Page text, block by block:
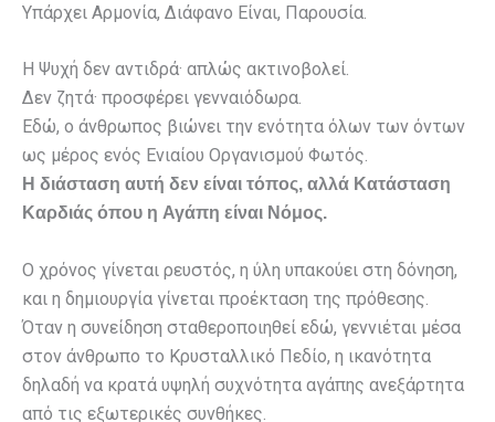
Υπάρχει Αρμονία, Διάφανο Είναι, Παρουσία.
Η Ψυχή δεν αντιδρά· απλώς ακτινοβολεί.
Δεν ζητά· προσφέρει γενναιόδωρα.
Εδώ, ο άνθρωπος βιώνει την ενότητα όλων των όντων
ως μέρος ενός Ενιαίου Οργανισμού Φωτός.
Η διάσταση αυτή δεν είναι τόπος, αλλά Κατάσταση
Καρδιάς όπου η Αγάπη είναι Νόμος.
Ο χρόνος γίνεται ρευστός, η ύλη υπακούει στη δόνηση,
και η δημιουργία γίνεται προέκταση της πρόθεσης.
Όταν η συνείδηση σταθεροποιηθεί εδώ, γεννιέται μέσα
στον άνθρωπο το Κρυσταλλικό Πεδίο, η ικανότητα
δηλαδή να κρατά υψηλή συχνότητα αγάπης ανεξάρτητα
από τις εξωτερικές συνθήκες.